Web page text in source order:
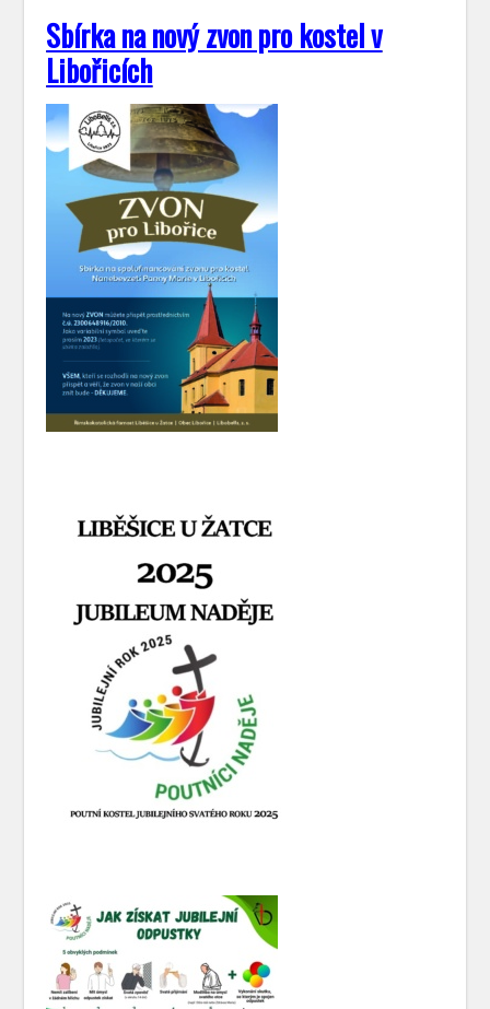
Sbírka na nový zvon pro kostel v
Libořicích